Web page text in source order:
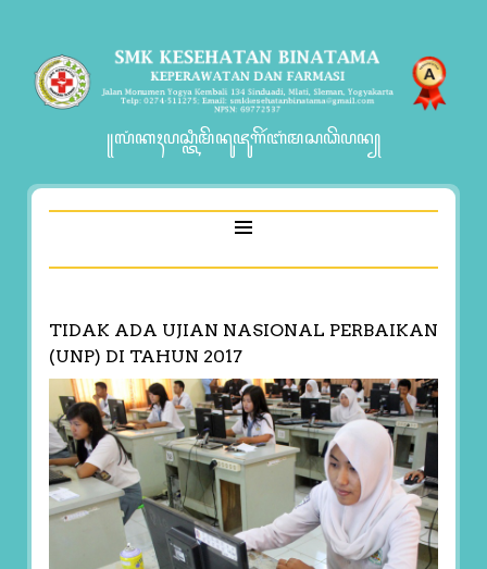
꧋ꦭꦁꦏꦃꦥꦱ꧀ꦠꦶꦩꦼꦤꦸꦗꦸꦒꦼꦂꦧꦁꦩꦱꦣꦼꦥꦤ꧀
TIDAK ADA UJIAN NASIONAL PERBAIKAN
(UNP) DI TAHUN 2017